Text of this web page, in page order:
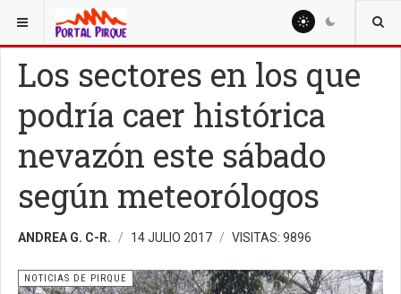
ESTÁ AQUÍ: NOTICIAS
Los sectores en los que
podría caer histórica
nevazón este sábado
según meteorólogos
ANDREA G. C-R. 14 JULIO 2017 VISITAS: 9896
NOTICIAS DE PIRQUE